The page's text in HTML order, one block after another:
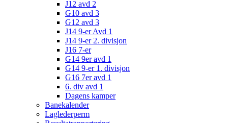
J12 avd 2
G10 avd 3
G12 avd 3
J14 9-er Avd 1
J14 9-er 2. divisjon
J16 7-er
G14 9er avd 1
G14 9-er 1. divisjon
G16 7er avd 1
6. div avd 1
Dagens kamper
Banekalender
Laglederperm